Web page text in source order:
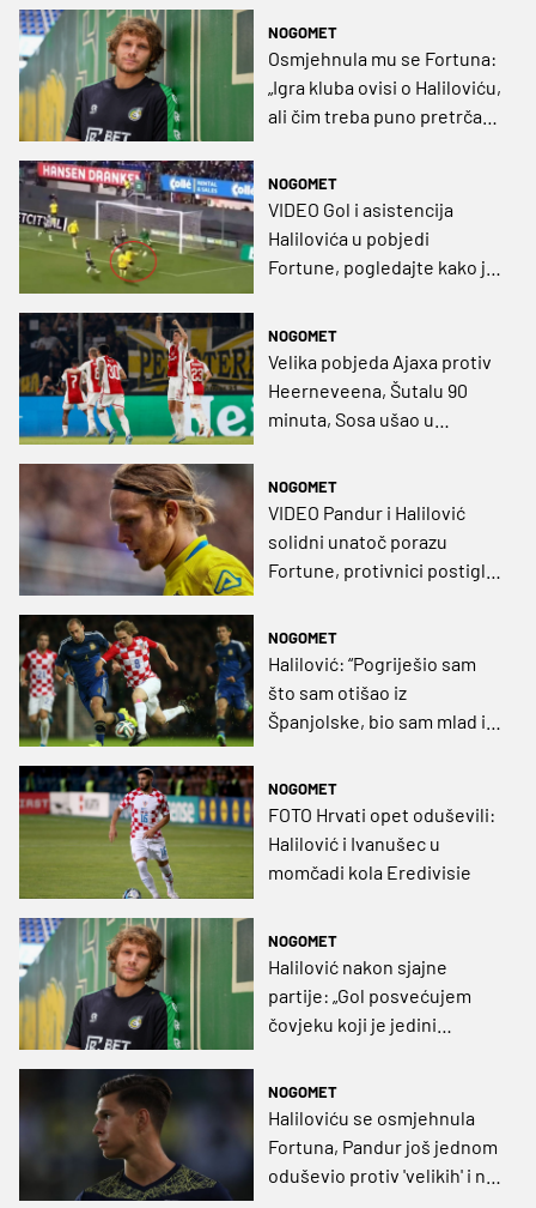
NOGOMET
Osmjehnula mu se Fortuna:
„Igra kluba ovisi o Haliloviću,
ali čim treba puno pretrčati,
NOGOMET
VIDEO Gol i asistencija
Halilovića u pobjedi
Fortune, pogledajte kako je
NOGOMET
Velika pobjeda Ajaxa protiv
Heerneveena, Šutalu 90
minuta, Sosa ušao u
NOGOMET
VIDEO Pandur i Halilović
solidni unatoč porazu
Fortune, protivnici postigli
NOGOMET
Halilović: “Pogriješio sam
što sam otišao iz
Španjolske, bio sam mlad i
podučavao na svakom
treningu”
NOGOMET
FOTO Hrvati opet oduševili:
Halilović i Ivanušec u
momčadi kola Eredivisie
NOGOMET
Halilović nakon sjajne
partije: „Gol posvećujem
čovjeku koji je jedini
NOGOMET
Haliloviću se osmjehnula
Fortuna, Pandur još jednom
oduševio protiv 'velikih' i na